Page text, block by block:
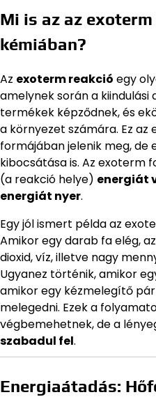
Mi is az az
kémiában?
Az exoterm reakció egy
amelynek során a
termékek képződnek, és
a környezet számára. Ez
formájában jelenik meg, de
kibocsátása is. Az exoterm
(a reakció helye) energiát
energiát nyer.
Egy jól ismert példa az
Amikor egy darab fa elég,
dioxid, víz, illetve nagy
Ugyanez történik, amikor
amikor egy kézmelegítő
melegedni. Ezek a
végbemehetnek, de a
szabadul fel.
Energiaátadás: